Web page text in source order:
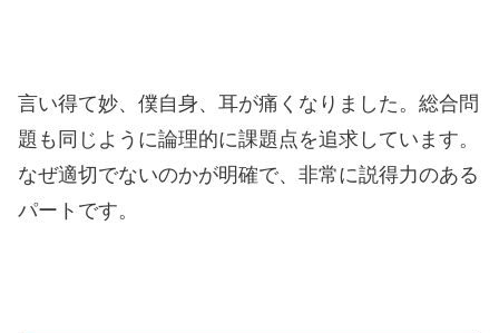
言い得て妙、僕自身、耳が痛くなりました。総合問
題も同じように論理的に課題点を追求しています。
なぜ適切でないのかが明確で、非常に説得力のある
パートです。